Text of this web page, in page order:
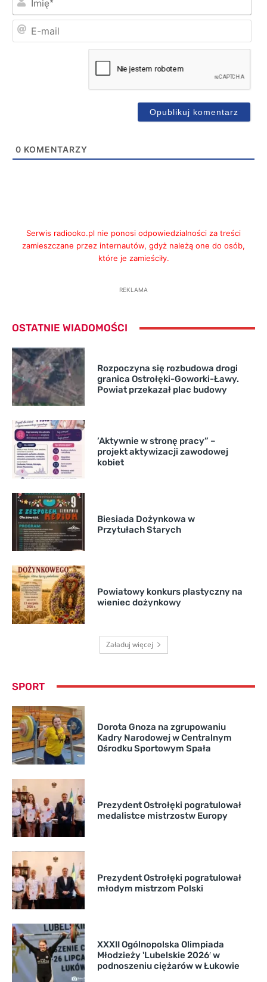
0 KOMENTARZY
Serwis radiooko.pl nie ponosi odpowiedzialności za treści
zamieszczane przez internautów, gdyż należą one do osób,
które je zamieściły.
REKLAMA
OSTATNIE WIADOMOŚCI
Rozpoczyna się rozbudowa drogi
granica Ostrołęki-Goworki-Ławy.
Powiat przekazał plac budowy
’Aktywnie w stronę pracy” –
projekt aktywizacji zawodowej
kobiet
Biesiada Dożynkowa w
Przytułach Starych
Powiatowy konkurs plastyczny na
wieniec dożynkowy
Załaduj więcej
SPORT
Dorota Gnoza na zgrupowaniu
Kadry Narodowej w Centralnym
Ośrodku Sportowym Spała
Prezydent Ostrołęki pogratulował
medalistce mistrzostw Europy
Prezydent Ostrołęki pogratulował
młodym mistrzom Polski
XXXII Ogólnopolska Olimpiada
Młodzieży 'Lubelskie 2026′ w
podnoszeniu ciężarów w Łukowie